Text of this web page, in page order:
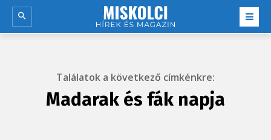
Találatok a következő címkénkre:
Madarak és fák napja